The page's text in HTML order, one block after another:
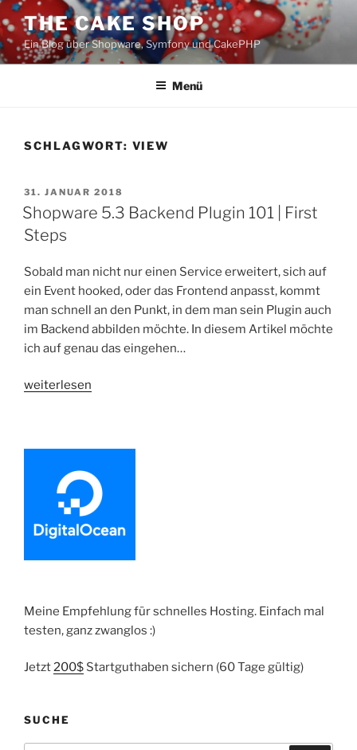
Zum
Inhalt
springen
THE CAKE SHOP
Ein Blog über Shopware, Symfony und CakePHP
Menü
SCHLAGWORT: VIEW
VERÖFFENTLICHT
AM
31. JANUAR 2018
Shopware 5.3 Backend Plugin 101 | First
Steps
Sobald man nicht nur einen Service erweitert, sich auf
ein Event hooked, oder das Frontend anpasst, kommt
man schnell an den Punkt, in dem man sein Plugin auch
im Backend abbilden möchte. In diesem Artikel möchte
ich auf genau das eingehen…
„Shopware
weiterlesen
Meine Empfehlung für schnelles Hosting. Einfach mal
testen, ganz zwanglos :)
Jetzt200$ Startguthaben sichern (60 Tage gültig)
SUCHE